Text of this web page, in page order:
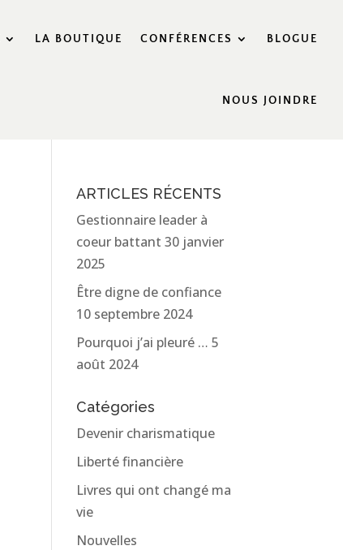
LA BOUTIQUE CONFÉRENCES BLOGUE
NOUS JOINDRE
ARTICLES RÉCENTS
Gestionnaire leader à
coeur battant 30 janvier
2025
Être digne de confiance
10 septembre 2024
Pourquoi j’ai pleuré … 5
août 2024
Catégories
Devenir charismatique
Liberté financière
Livres qui ont changé ma
vie
Nouvelles